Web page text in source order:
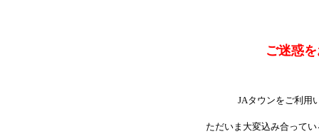
ご迷惑
JAタウンをご利用
ただいま大変込み合って